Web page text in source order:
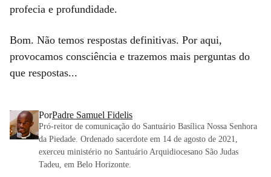
profecia e profundidade.
Bom. Não temos respostas definitivas. Por aqui,
provocamos consciência e trazemos mais perguntas do
que respostas...
PorPadre Samuel Fidelis
Pró-reitor de comunicação do Santuário Basílica Nossa Senhora
da Piedade. Ordenado sacerdote em 14 de agosto de 2021,
exerceu ministério no Santuário Arquidiocesano São Judas
Tadeu, em Belo Horizonte.